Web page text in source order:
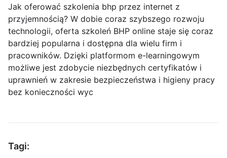
Jak oferować szkolenia bhp przez internet z
przyjemnością? W dobie coraz szybszego rozwoju
technologii, oferta szkoleń BHP online staje się coraz
bardziej popularna i dostępna dla wielu firm i
pracowników. Dzięki platformom e-learningowym
możliwe jest zdobycie niezbędnych certyfikatów i
uprawnień w zakresie bezpieczeństwa i higieny pracy
bez konieczności wyc
Tagi: